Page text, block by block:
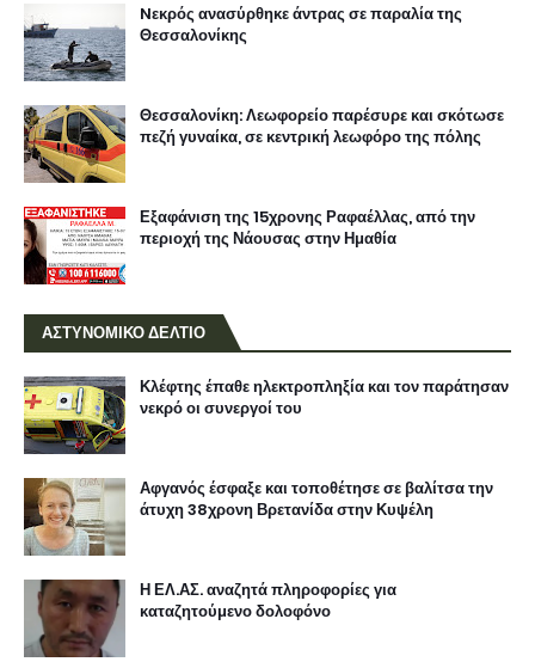
Nεκρός ανασύρθηκε άντρας σε παραλία της
Θεσσαλονίκης
Θεσσαλονίκη: Λεωφορείο παρέσυρε και σκότωσε
πεζή γυναίκα, σε κεντρική λεωφόρο της πόλης
Εξαφάνιση της 15χρονης Ραφαέλλας, από την
περιοχή της Νάουσας στην Ημαθία
ΑΣΤΥΝΟΜΙΚΟ ΔΕΛΤΙΟ
Κλέφτης έπαθε ηλεκτροπληξία και τον παράτησαν
νεκρό οι συνεργοί του
Αφγανός έσφαξε και τοποθέτησε σε βαλίτσα την
άτυχη 38χρονη Βρετανίδα στην Κυψέλη
Η ΕΛ.ΑΣ. αναζητά πληροφορίες για
καταζητούμενο δολοφόνο